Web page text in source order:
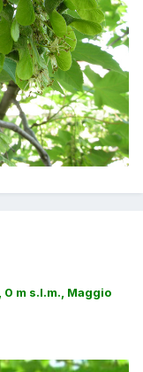
0 m s.l.m., Maggio